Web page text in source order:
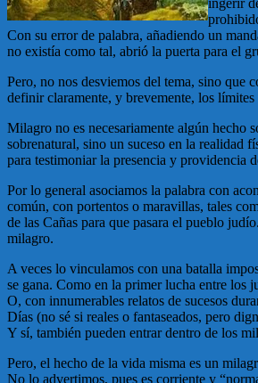
ingerir
Con su error de palabra, añadiendo un
no existía como tal, abrió la puerta para el
Pero, no nos desviemos del tema, sino que
definir claramente, y brevemente, los
Milagro no es necesariamente algún hecho
sobrenatural, sino un suceso en la realidad
para testimoniar la presencia y providencia
Por lo general asociamos la palabra con
común, con portentos o maravillas, tales
de las Cañas para que pasara el pueblo
milagro.
A veces lo vinculamos con una batalla
se gana. Como en la primer lucha entre los
O, con innumerables relatos de sucesos
Días (no sé si reales o fantaseados, pero
Y sí, también pueden entrar dentro de los
Pero, el hecho de la vida misma es un
No lo advertimos, pues es corriente y